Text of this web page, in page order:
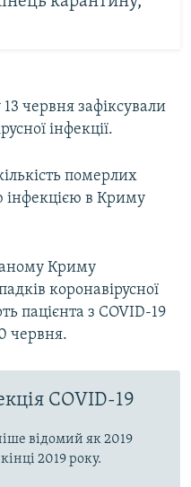
червня зафіксували
інфекції.
померлих
інфекцією в Криму
Криму
коронавірусної
пацієнта з COVID-19
червня.
COVID-19
відомий як 2019
2019 року.